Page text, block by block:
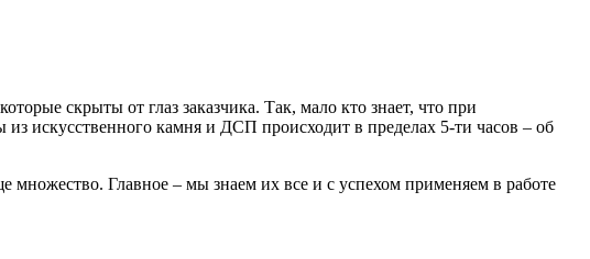
скрыты от глаз заказчика. Так, мало кто знает, что при
искусственного камня и ДСП происходит в пределах 5-ти часов – об
Главное – мы знаем их все и с успехом применяем в работе